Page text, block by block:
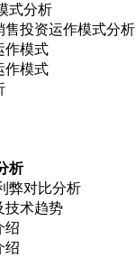
式分析
投资运作模式分析
模式
模式
析
对比分析
术趋势